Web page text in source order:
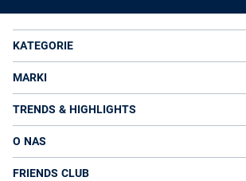
KATEGORIE
MARKI
TRENDS & HIGHLIGHTS
O NAS
FRIENDS CLUB